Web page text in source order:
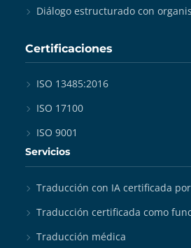
Diálogo estructurado con
Certificaciones
ISO 13485:2016
ISO 17100
ISO 9001
Servicios
Traducción con IA certificada
Traducción certificada como
Traducción médica